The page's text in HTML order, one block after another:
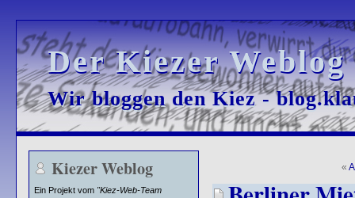
Der Kiezer
Der Kiezer
Wir bloggen den Kiez -
Wir bloggen den Kiez -
Kiezer Weblog
Ein Projekt vom "Kiez-Web-Team
«